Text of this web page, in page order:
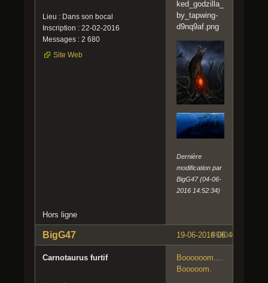
Lieu : Dans son bocal
Inscription : 22-02-2016
Messages : 2 680
Site Web
Dernière
modification par
BigG47 (04-06-
2016 14:52:34)
Hors ligne
#680
19-06-2016 06:40:12
BigG47
Carnotaurus furtif
Boooooom....
Booooom.